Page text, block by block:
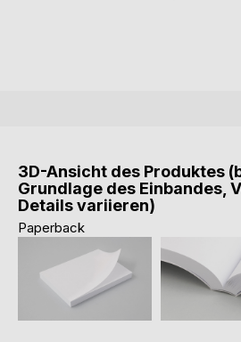
3D-Ansicht des Produktes
Grundlage des Einbandes,
Details variieren)
Paperback